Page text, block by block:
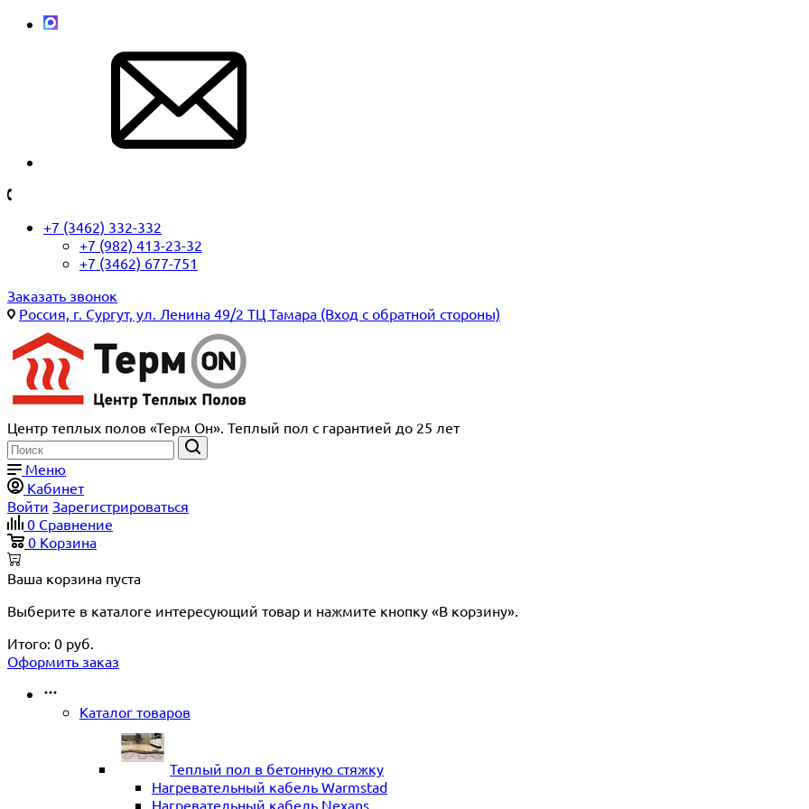
+7 (3462) 332-332
+7 (982) 413-23-32
+7 (3462) 677-751
Заказать звонок
Россия, г. Сургут, ул. Ленина 49/2 ТЦ Тамара (Вход с обратной стороны)
Центр теплых полов «Терм Он». Теплый пол с гарантией до 25 лет
Меню
Кабинет
Войти Зарегистрироваться
0 Сравнение
0 Корзина
Ваша корзина пуста
Выберите в каталоге интересующий товар и нажмите кнопку «В корзину».
Итого: 0 руб.
Оформить заказ
Каталог товаров
Теплый пол в бетонную стяжку
Нагревательный кабель Warmstad
Нагревательный кабель Nexans